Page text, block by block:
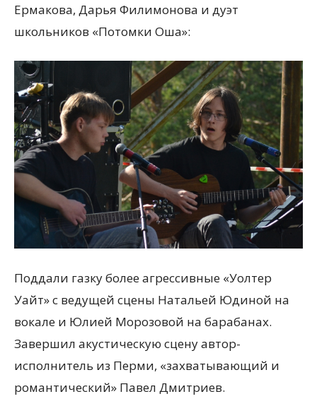
Ермакова, Дарья Филимонова и дуэт
школьников «Потомки Оша»:
Поддали газку более агрессивные «Уолтер
Уайт» с ведущей сцены Натальей Юдиной на
вокале и Юлией Морозовой на барабанах.
Завершил акустическую сцену автор-
исполнитель из Перми, «захватывающий и
романтический» Павел Дмитриев.